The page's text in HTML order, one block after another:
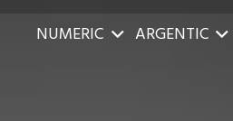
NUMERIC ARGENTIC